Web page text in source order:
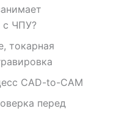
с ЧПУ?
токарная
CAD-to-CAM
перед